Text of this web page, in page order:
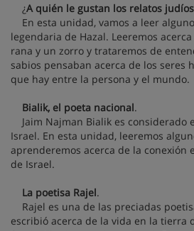
¿A quién le gustan los relatos judíos
En esta unidad, vamos a leer
legendaria de Hazal. Leeremos
rana y un zorro y trataremos de
sabios pensaban acerca de los seres
que hay entre la persona y el mundo.
Bialik, el poeta nacional.
Jaim Najman Bialik es considerado
Israel. En esta unidad, leeremos
aprenderemos acerca de la conexión
de Israel.
La poetisa Rajel.
Rajel es una de las preciadas
escribió acerca de la vida en la tierra